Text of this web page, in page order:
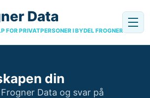
Data
FOR PRIVATPERSONER I BYDEL FROGNER
din
Data og svar på